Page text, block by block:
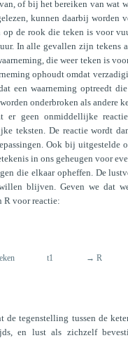
of bij het bereiken van wat
kunnen daarbij worden
op de rook die teken is voor
In alle gevallen zijn tekens
die weer teken is
ophoudt omdat
een waarneming optreedt
onderbroken als andere
er geen onmiddellijke
teksten. De reactie wordt
Ook bij uitgestelde
in ons geheugen voor
die elkaar opheffen. De
blijven. Geven we dat
R voor reactie:
t1 → R
de tegenstelling tussen de
en lust als zichzelf